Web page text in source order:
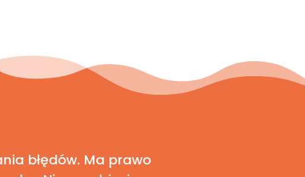
błędów. Ma prawo